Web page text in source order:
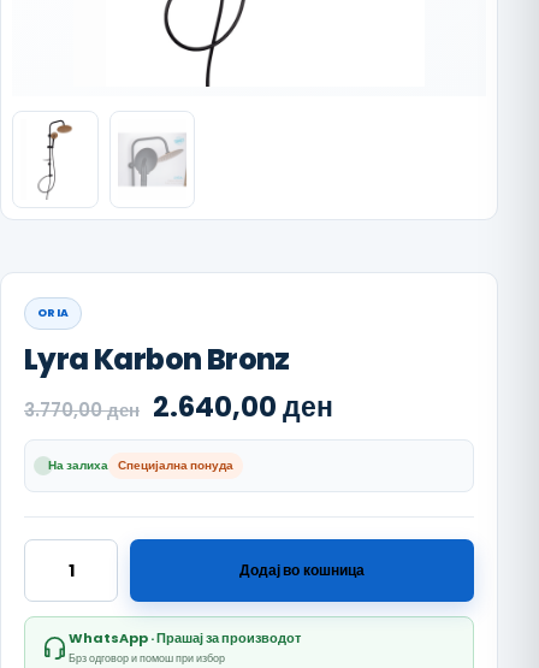
ORIA
Lyra Karbon Bronz
3.770,00ден Original price was:
2.640,00ден
На залиха Специјална понуда
Lyra Karbon Bronz количина
Додај во кошница
WhatsApp · Прашај за производот
Брз одговор и помош при избор